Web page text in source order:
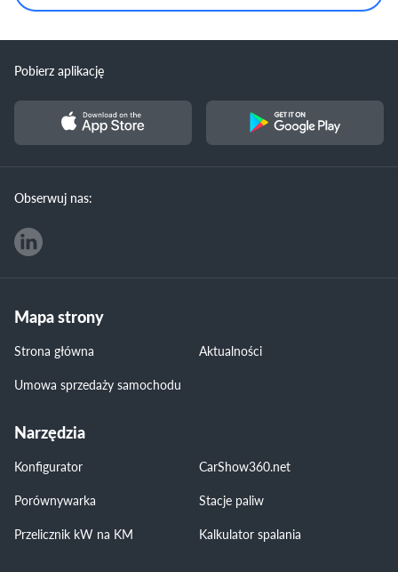
Pobierz aplikację
Obserwuj nas:
Mapa strony
Strona główna
Aktualności
Umowa sprzedaży samochodu
Narzędzia
Konfigurator
CarShow360.net
Porównywarka
Stacje paliw
Przelicznik kW na KM
Kalkulator spalania